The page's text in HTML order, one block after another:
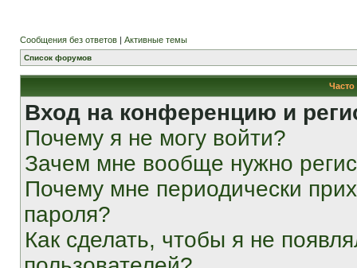
Сообщения без ответов | Активные темы
Список форумов
Вход на конференцию и
Почему я не могу войти?
Зачем мне вообще нужно
Почему мне периодически
пароля?
Как сделать, чтобы я не